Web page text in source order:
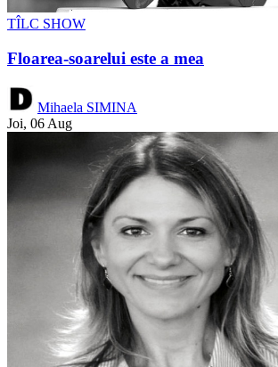
TÎLC SHOW
Floarea-soarelui este a mea
Mihaela SIMINA
Joi, 06 Aug